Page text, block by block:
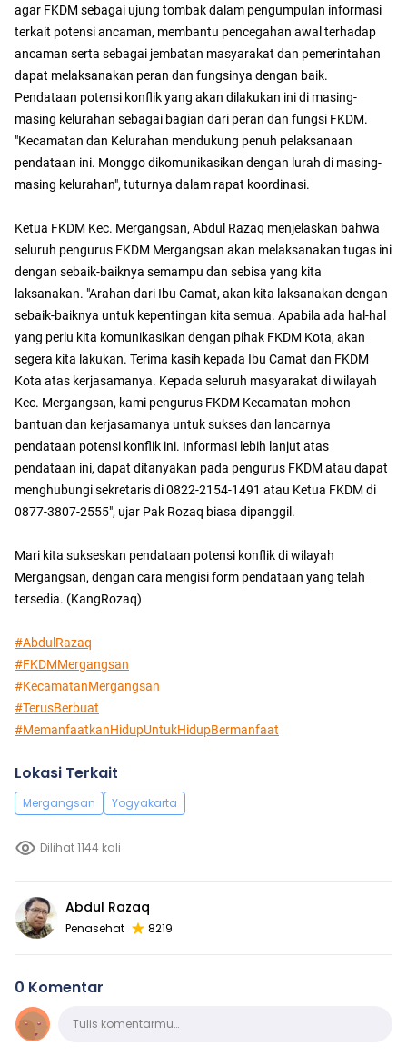
agar FKDM sebagai ujung tombak dalam pengumpulan informasi
terkait potensi ancaman, membantu pencegahan awal terhadap
ancaman serta sebagai jembatan masyarakat dan pemerintahan
dapat melaksanakan peran dan fungsinya dengan baik.
Pendataan potensi konflik yang akan dilakukan ini di masing-
masing kelurahan sebagai bagian dari peran dan fungsi FKDM.
"Kecamatan dan Kelurahan mendukung penuh pelaksanaan
pendataan ini. Monggo dikomunikasikan dengan lurah di masing-
masing kelurahan", tuturnya dalam rapat koordinasi.
Ketua FKDM Kec. Mergangsan, Abdul Razaq menjelaskan bahwa
seluruh pengurus FKDM Mergangsan akan melaksanakan tugas ini
dengan sebaik-baiknya semampu dan sebisa yang kita
laksanakan. "Arahan dari Ibu Camat, akan kita laksanakan dengan
sebaik-baiknya untuk kepentingan kita semua. Apabila ada hal-hal
yang perlu kita komunikasikan dengan pihak FKDM Kota, akan
segera kita lakukan. Terima kasih kepada Ibu Camat dan FKDM
Kota atas kerjasamanya. Kepada seluruh masyarakat di wilayah
Kec. Mergangsan, kami pengurus FKDM Kecamatan mohon
bantuan dan kerjasamanya untuk sukses dan lancarnya
pendataan potensi konflik ini. Informasi lebih lanjut atas
pendataan ini, dapat ditanyakan pada pengurus FKDM atau dapat
menghubungi sekretaris di 0822-2154-1491 atau Ketua FKDM di
0877-3807-2555", ujar Pak Rozaq biasa dipanggil.
Mari kita sukseskan pendataan potensi konflik di wilayah
Mergangsan, dengan cara mengisi form pendataan yang telah
tersedia. (KangRozaq)
#AbdulRazaq
#FKDMMergangsan
#KecamatanMergangsan
#TerusBerbuat
#MemanfaatkanHidupUntukHidupBermanfaat
Lokasi Terkait
Mergangsan Yogyakarta
Dilihat 1144 kali
Abdul Razaq
Penasehat 8219
0 Komentar
KomentarTulis komentarmu…